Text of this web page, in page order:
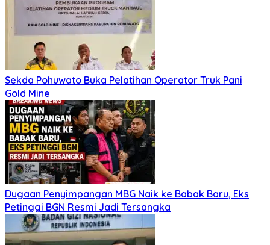
Sekda Pohuwato Buka Pelatihan Operator Truk Pani
Gold Mine
Dugaan Penyimpangan MBG Naik ke Babak Baru, Eks
Petinggi BGN Resmi Jadi Tersangka